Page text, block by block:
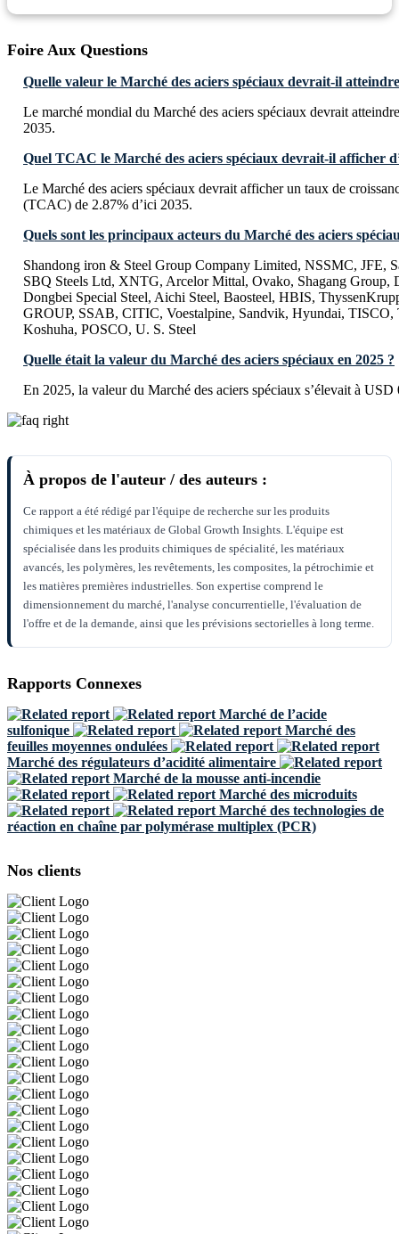
Foire Aux Questions
Quelle valeur le Marché des aciers spéciaux devrait-il
Le marché mondial du Marché des aciers spéciaux devrait
2035.
Quel TCAC le Marché des aciers spéciaux devrait-il afficher
Le Marché des aciers spéciaux devrait afficher un taux de
(TCAC) de 2.87% d’ici 2035.
Quels sont les principaux acteurs du Marché des aciers
Shandong iron & Steel Group Company Limited, NSSMC, JFE,
SBQ Steels Ltd, XNTG, Arcelor Mittal, Ovako, Shagang
Dongbei Special Steel, Aichi Steel, Baosteel, HBIS,
GROUP, SSAB, CITIC, Voestalpine, Sandvik, Hyundai, TISCO,
Koshuha, POSCO, U. S. Steel
Quelle était la valeur du Marché des aciers spéciaux en 2025 ?
En 2025, la valeur du Marché des aciers spéciaux s’élevait à
À propos de l'auteur / des auteurs :
Ce rapport a été rédigé par l'équipe de recherche sur les produits
chimiques et les matériaux de Global Growth Insights. L'équipe est
spécialisée dans les produits chimiques de spécialité, les matériaux
avancés, les polymères, les revêtements, les composites, la pétrochimie et
les matières premières industrielles. Son expertise comprend le
dimensionnement du marché, l'analyse concurrentielle, l'évaluation de
l'offre et de la demande, ainsi que les prévisions sectorielles à long terme.
Rapports Connexes
Marché de l’acide
sulfonique
Marché des
feuilles moyennes ondulées
Marché des régulateurs d’acidité alimentaire
Marché de la mousse anti-incendie
Marché des microduits
Marché des technologies de
réaction en chaîne par polymérase multiplex (PCR)
Nos clients